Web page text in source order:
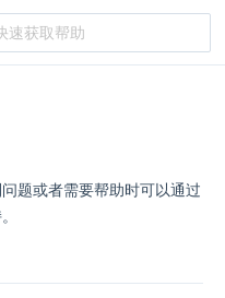
题或者需要帮助时可以通过